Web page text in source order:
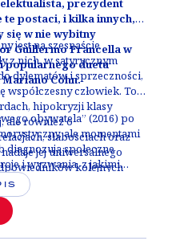
prezydent
te postaci, i kilka innych,
się w nie wybitny
Guillermo Francella w
popularnego duetu
Mariano Cohn.
jest na szesnaście
z nich, w satyrycznym
dylematów i sprzeczności,
współczesny człowiek. To
hipokryzji klasy
ale również o
słabościach oraz
jej uniwersalnego
kolejnych
rolę wciela się Francella,
każdą długością i
obywatela” (2016) po
ale momentami
diagnozują społeczne
i wyzwania, z jakimi
rzeczywistości na
najnowszy film to
i celny portret
- nie tylko